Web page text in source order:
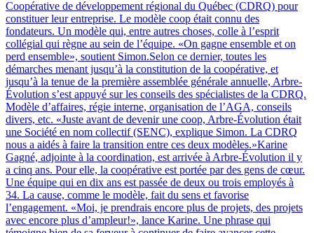
Coopérative de développement régional du Québec (CDRQ) pour
constituer leur entreprise. Le modèle coop était connu des
fondateurs. Un modèle qui, entre autres choses, colle à l’esprit
collégial qui règne au sein de l’équipe. «On gagne ensemble et on
perd ensemble», soutient Simon.Selon ce dernier, toutes les
démarches menant jusqu’à la constitution de la coopérative, et
jusqu’à la tenue de la première assemblée générale annuelle, Arbre-
Évolution s’est appuyé sur les conseils des spécialistes de la CDRQ.
Modèle d’affaires, régie interne, organisation de l’AGA, conseils
divers, etc. «Juste avant de devenir une coop, Arbre-Évolution était
une Société en nom collectif (SENC), explique Simon. La CDRQ
nous a aidés à faire la transition entre ces deux modèles.»Karine
Gagné, adjointe à la coordination, est arrivée à Arbre-Évolution il y
a cinq ans. Pour elle, la coopérative est portée par des gens de cœur.
Une équipe qui en dix ans est passée de deux ou trois employés à
34. La cause, comme le modèle, fait du sens et favorise
l’engagement. «Moi, je prendrais encore plus de projets, des projets
avec encore plus d’ampleur!», lance Karine. Une phrase qui